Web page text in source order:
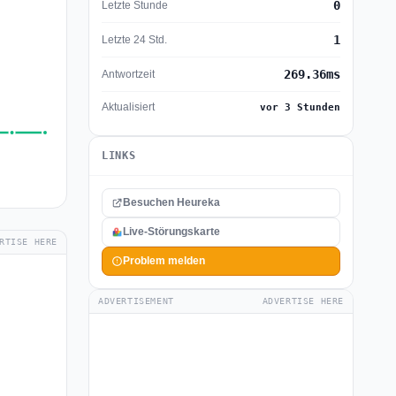
HERE
Letzte Stunde 0
Letzte 24 Std. 1
Antwortzeit 269.36ms
Aktualisiert vor 3 Stunden
LINKS
Besuchen Heureka
Live-Störungskarte
Problem melden
ADVERTISEMENT ADVERTISE HERE